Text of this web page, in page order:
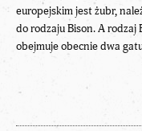
europejskim jest żubr,
do rodzaju Bison. A rodzaj
obejmuje obecnie dwa